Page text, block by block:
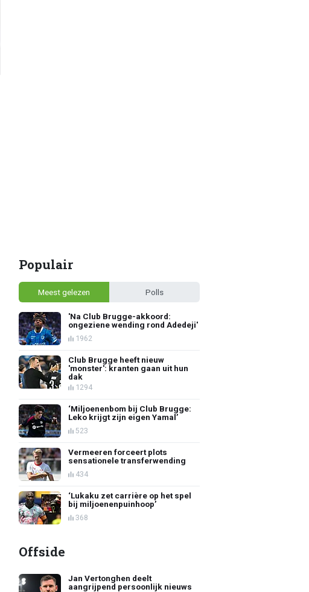
Populair
Meest gelezen Polls
'Na Club Brugge-akkoord:
ongeziene wending rond Adedeji'
1962
Club Brugge heeft nieuw
'monster': kranten gaan uit hun
dak
1294
‘Miljoenenbom bij Club Brugge:
Leko krijgt zijn eigen Yamal’
523
Vermeeren forceert plots
sensationele transferwending
434
‘Lukaku zet carrière op het spel
bij miljoenenpuinhoop’
368
Offside
Jan Vertonghen deelt
aangrijpend persoonlijk nieuws